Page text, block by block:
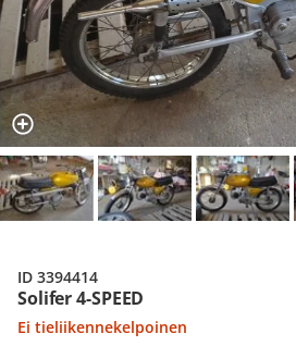
Solifer 4-SPEED
Ei tieliikennekelpoinen
ID 3394414